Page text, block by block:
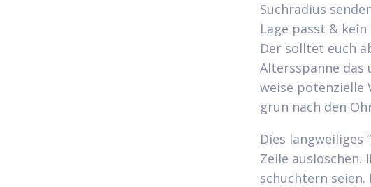
Suchradius
Lage passt &
Der solltet euch
Altersspanne das
weise potenzielle
grun nach den
Dies langweiliges
Zeile
schuchtern